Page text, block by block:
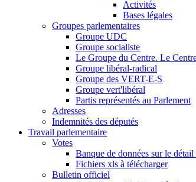
Activités
Bases légales
Groupes parlementaires
Groupe UDC
Groupe socialiste
Le Groupe du Centre. Le
Groupe libéral-radical
Groupe des VERT-E-S
Groupe vert'libéral
Partis représentés au Parlement
Adresses
Indemnités des députés
Travail parlementaire
Votes
Banque de données sur le
Fichiers xls à télécharger
Bulletin officiel